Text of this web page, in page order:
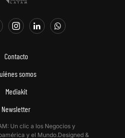
Contacto
somos
Mediakit
Newsletter
Un clic a los Negocios y
y el Mundo.Designed &